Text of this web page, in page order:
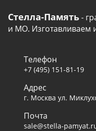
Стелла-Память-
и МО. Изготавливаем
Телефон
+7 (495) 151-81-19
Адрес
г. Москва ул.
Почта
sale@stella-